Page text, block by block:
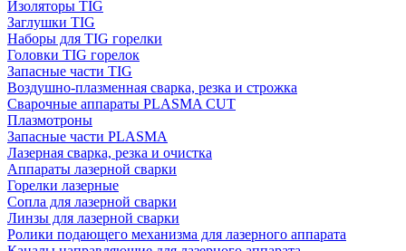
Изоляторы TIG
Заглушки TIG
Наборы для TIG горелки
Головки TIG горелок
Запасные части TIG
Воздушно-плазменная сварка, резка и строжка
Сварочные аппараты PLASMA CUT
Плазмотроны
Запасные части PLASMA
Лазерная сварка, резка и очистка
Аппараты лазерной сварки
Горелки лазерные
Сопла для лазерной сварки
Линзы для лазерной сварки
Ролики подающего механизма для лазерного аппарата